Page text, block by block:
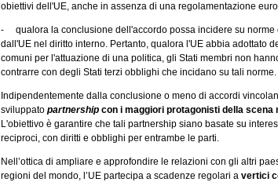
obiettivi dell'UE, anche in assenza di una regolamentazione
- qualora la conclusione dell'accordo possa incidere su norme
dall'UE nel diritto interno. Pertanto, qualora l'UE abbia adottato
comuni per l'attuazione di una politica, gli Stati membri non
contrarre con degli Stati terzi obblighi che incidano su tali norme.
Indipendentemente dalla conclusione o meno di accordi
sviluppato partnership con i maggiori protagonisti della scena
L'obiettivo è garantire che tali partnership siano basate su
reciproci, con diritti e obblighi per entrambe le parti.
Nell’ottica di ampliare e approfondire le relazioni con gli altri
regioni del mondo, l’UE partecipa a scadenze regolari a vertici